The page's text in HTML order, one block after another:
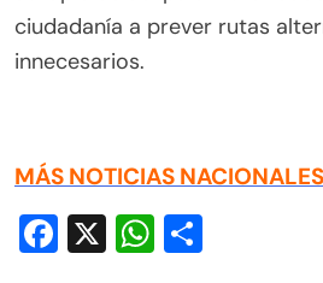
ciudadanía a prever rutas
innecesarios.
MÁS NOTICIAS
Facebook
X WhatsApp